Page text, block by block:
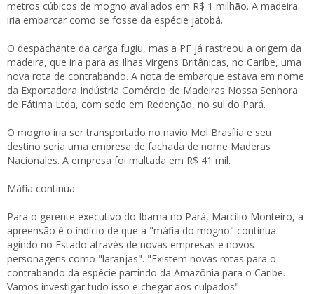
metros cúbicos de mogno avaliados em R$ 1 milhão. A madeira
iria embarcar como se fosse da espécie jatobá.
O despachante da carga fugiu, mas a PF já rastreou a origem da
madeira, que iria para as Ilhas Virgens Britânicas, no Caribe, uma
nova rota de contrabando. A nota de embarque estava em nome
da Exportadora Indústria Comércio de Madeiras Nossa Senhora
de Fátima Ltda, com sede em Redenção, no sul do Pará.
O mogno iria ser transportado no navio Mol Brasília e seu
destino seria uma empresa de fachada de nome Maderas
Nacionales. A empresa foi multada em R$ 41 mil.
Máfia continua
Para o gerente executivo do Ibama no Pará, Marcílio Monteiro, a
apreensão é o indício de que a "máfia do mogno" continua
agindo no Estado através de novas empresas e novos
personagens como "laranjas". "Existem novas rotas para o
contrabando da espécie partindo da Amazônia para o Caribe.
Vamos investigar tudo isso e chegar aos culpados".